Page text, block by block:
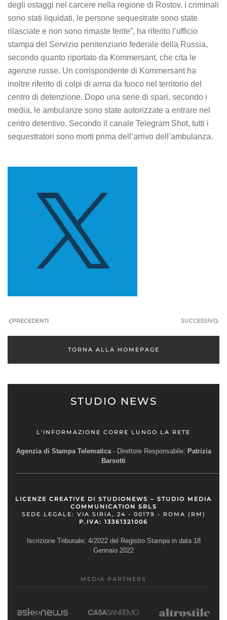
degli ostaggi nel carcere nella regione di Rostov, i criminali
sono stati liquidati, le persone sequestrate sono state
rilasciate e non sono rimaste ferite”, ha riferito l’ufficio
stampa del Servizio penitenziario federale della Russia,
secondo quanto riportato da Kommersant, che cita le
agenzie russe. Un corrispondente di Kommersant ha
inoltre riferito di colpi di arma da fuoco nel territorio del
centro di detenzione. Dopo una serie di spari, secondo i
media, le ambulanze sono state autorizzate a entrare nel
centro detentivo. Secondo il canale Telegram Shot, tutti i
sequestratori sono morti prima dell’arrivo dell’ambulanza.
PRECEDENTI SUCCESSIVI
TORNA ALLA HOMEPAGE
STUDIO NEWS
L'INFORMAZIONE CORRE LUNGO LA RETE
Agenzia di Stampa Telematica- Direttore Responsabile: Patrizia
Barsotti
LICENZE CREATIVE DI STUDIONEWS – STUDIO MEDIA
COMMUNICATION SRLS
SEDE LEGALE: VIA SIRIA, 24 - 00179 - ROMA (RM)
P.IVA: 13361321006
Iscrizione Tribunale: 4/2022 del Registro Stampa in data 18
Gennaio 2022
MEDIA PARTNERS